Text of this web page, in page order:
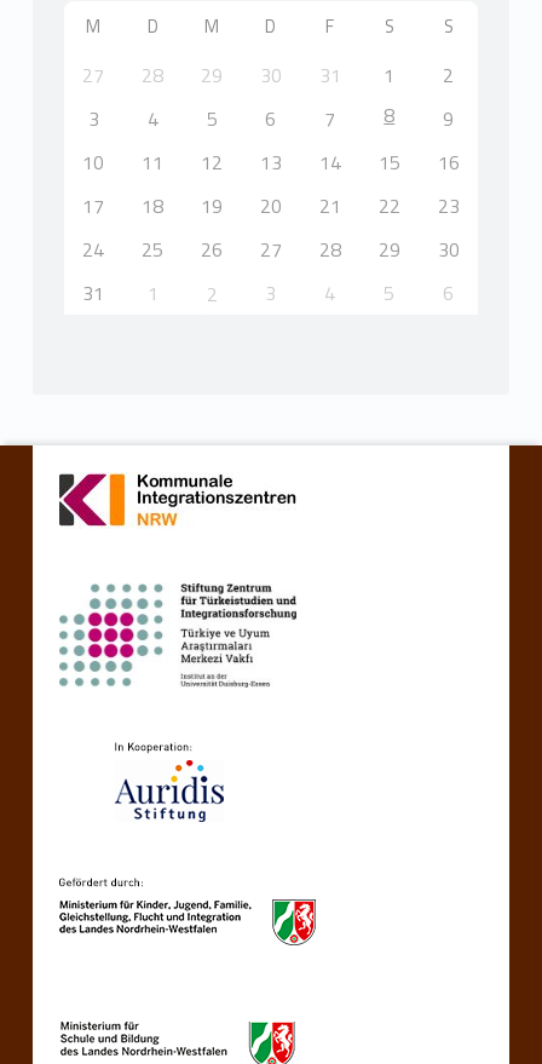
M D M D F S S
27 28 29 30 31 1
2
3
4 5 6 7 8
9
10
11 12 13 14 15
16
17
18 19 20 21 22
23
24
25 26 27 28 29
30
31
1 2 3 4 5 6